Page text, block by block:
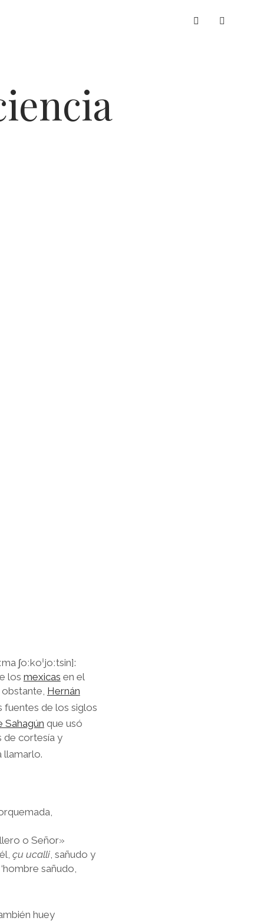
whatsapp
ʃoːkoˈjoːtsin]:
los mexicas en el
Hernán
fuentes de los siglos
Sahagún que usó
de cortesía y
llamarlo.
o Señor»
çu ucalli, sañudo y
sañudo,
huey